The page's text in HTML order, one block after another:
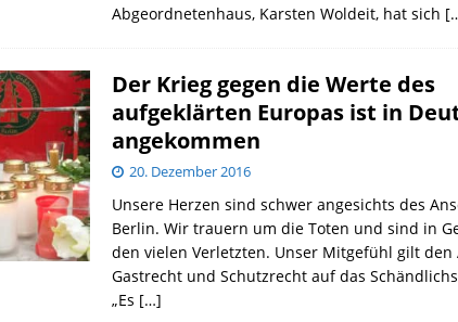
Abgeordnetenhaus, Karsten Woldeit, hat sich
Der Krieg gegen die Werte des
aufgeklärten Europas ist in
angekommen
20. Dezember 2016
Unsere Herzen sind schwer angesichts des
Berlin. Wir trauern um die Toten und sind in
den vielen Verletzten. Unser Mitgefühl gilt den
Gastrecht und Schutzrecht auf das
„Es […]